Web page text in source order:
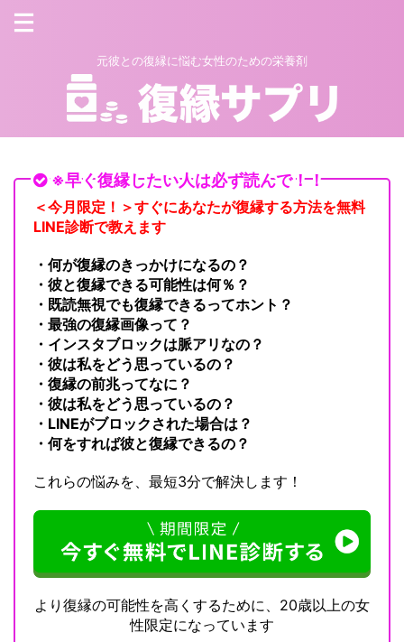
元彼との復縁に悩む女性のための栄養剤
※早く復縁したい人は必ず読んで！！
＜今月限定！＞すぐにあなたが復縁する方法を無料
LINE診断で教えます
・何が復縁のきっかけになるの？
・彼と復縁できる可能性は何％？
・既読無視でも復縁できるってホント？
・最強の復縁画像って？
・インスタブロックは脈アリなの？
・彼は私をどう思っているの？
・復縁の前兆ってなに？
・彼は私をどう思っているの？
・LINEがブロックされた場合は？
・何をすれば彼と復縁できるの？
これらの悩みを、最短3分で解決します！
より復縁の可能性を高くするために、20歳以上の女
性限定になっています